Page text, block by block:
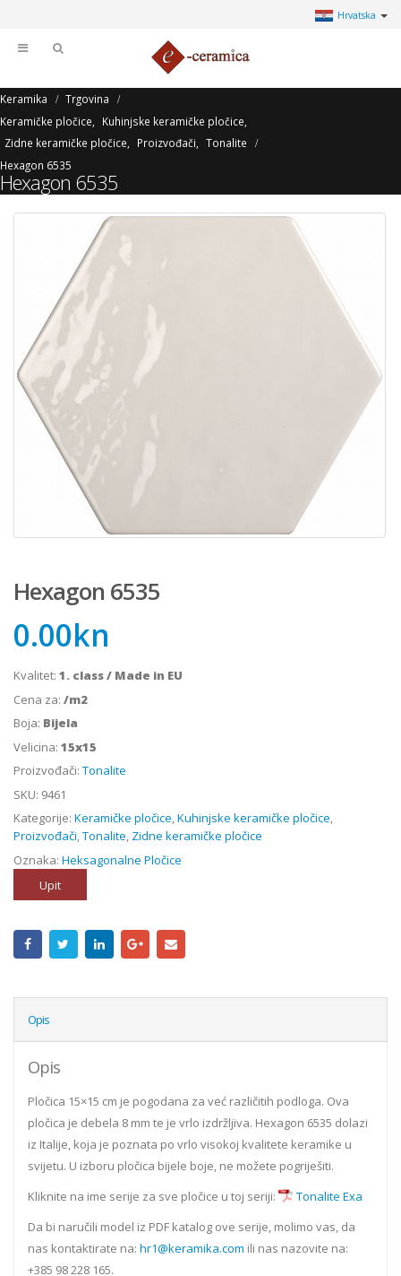
Hrvatska
Keramika
Trgovina
Keramičke pločice
Kuhinjske keramičke pločice
Zidne keramičke pločice
Proizvođači
Tonalite
Hexagon 6535
Hexagon 6535
Hexagon 6535
0.00kn
Kvalitet: 1. class / Made in EU
Cena za: /m2
Boja: Bijela
Velicina: 15x15
Proizvođači: Tonalite
SKU: 9461
Kategorije: Keramičke pločice,Kuhinjske keramičke pločice,
Proizvođači,Tonalite, Zidne keramičke pločice
Oznaka: Heksagonalne Pločice
Upit
Opis
Opis
Pločica 15×15 cm je pogodana za već različitih podloga. Ova
pločica je debela 8 mm te je vrlo izdržljiva. Hexagon 6535 dolazi
iz Italije, koja je poznata po vrlo visokoj kvalitete keramike u
svijetu. U izboru pločica bijele boje, ne možete pogriješiti.
Kliknite na ime serije za sve pločice u toj seriji:
Tonalite Exa
Da bi naručili model iz PDF katalog ove serije, molimo vas, da
nas kontaktirate na: hr1@keramika.com ili nas nazovite na:
+385 98 228 165.